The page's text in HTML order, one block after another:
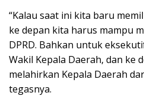
“Kalau saat ini kita baru
ke depan kita harus mampu
DPRD. Bahkan untuk
Wakil Kepala Daerah, dan ke
melahirkan Kepala Daerah
tegasnya.